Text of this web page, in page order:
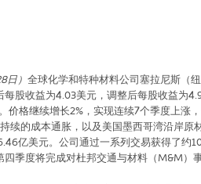
日） 全球化学和特种材料公司塞拉尼斯（
每股收益为4.03美元，调整后每股收益为
价格继续增长2%，实现连续7个季度上涨
续的成本通胀，以及美国墨西哥湾沿岸原
亿美元。公司通过一系列交易获得了约
四季度将完成对杜邦交通与材料（ M&M）